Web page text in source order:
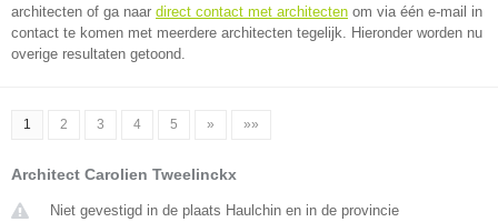
architecten of ga naar direct contact met architecten om via één e-mail in
contact te komen met meerdere architecten tegelijk. Hieronder worden nu
overige resultaten getoond.
1 2 3 4 5 » »»
Architect Carolien Tweelinckx
Niet gevestigd in de plaats Haulchin en in de provincie